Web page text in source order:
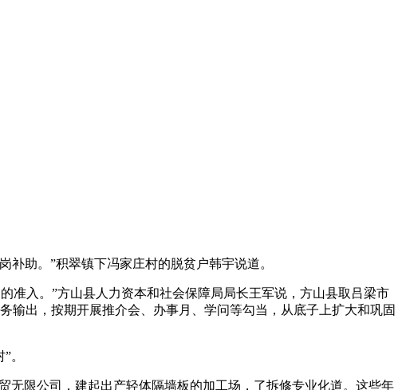
助。”积翠镇下冯家庄村的脱贫户韩宇说道。
入。”方山县人力资本和社会保障局局长王军说，方山县取吕梁市
出，按期开展推介会、办事月、学问等勾当，从底子上扩大和巩固
。
限公司，建起出产轻体隔墙板的加工场，了拆修专业化道。这些年